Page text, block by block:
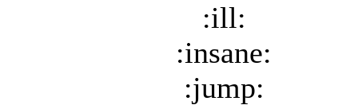
:ill:
:insane:
:jump: